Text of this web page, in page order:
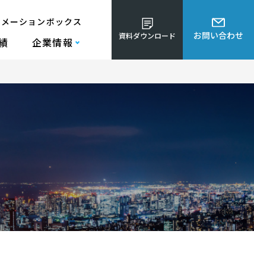
ーションボックス
企業情報 資料ダウンロード お問い合わせ